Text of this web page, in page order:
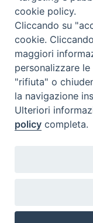
Il servizio di Pronta
Regioni nelle
alle 20.00
08/08/2026 PER
DOTT.SSA VICARI
08/08/2026 PER
DOTT.SSA CARRA
DOTT.SSA VICARI
09/08/2026 PER LA
cookie policy.
Cliccando su
cookie.
maggiori
personalizzare
"rifiuta" o
la navigazione
Ulteriori
policy completa.